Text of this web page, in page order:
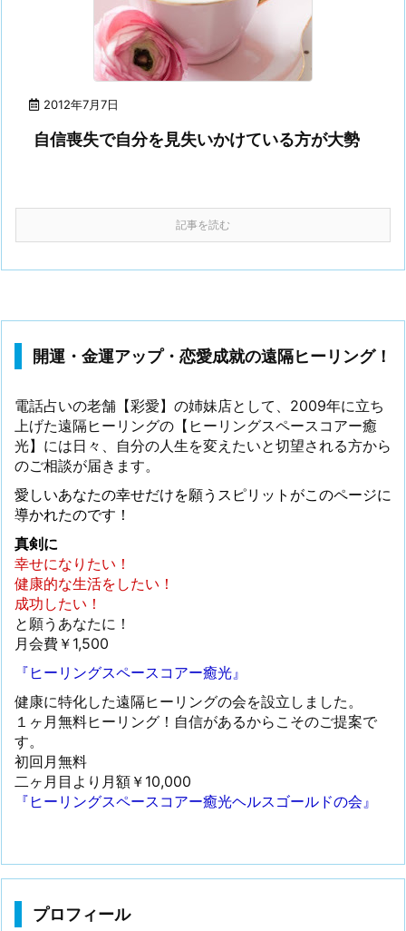
2012年7月7日
自信喪失で自分を見失いかけている方が大勢
記事を読む
開運・金運アップ・恋愛成就の遠隔ヒーリング！
電話占いの老舗【彩愛】の姉妹店として、2009年に立ち
上げた遠隔ヒーリングの【ヒーリングスペースコアー癒
光】には日々、自分の人生を変えたいと切望される方から
のご相談が届きます。
愛しいあなたの幸せだけを願うスピリットがこのページに
導かれたのです！
真剣に
幸せになりたい！
健康的な生活をしたい！
成功したい！
と願うあなたに！
月会費￥1,500
『ヒーリングスペースコアー癒光』
健康に特化した遠隔ヒーリングの会を設立しました。
１ヶ月無料ヒーリング！自信があるからこそのご提案で
す。
初回月無料
二ヶ月目より月額￥10,000
『ヒーリングスペースコアー癒光ヘルスゴールドの会』
プロフィール